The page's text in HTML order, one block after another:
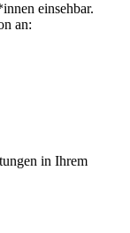
einsehbar.
an:
in Ihrem